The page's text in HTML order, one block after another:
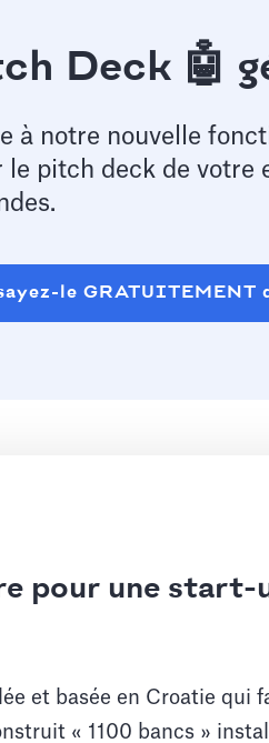
Deck 🤖
à notre nouvelle
le pitch deck de votre
le GRATUITEMENT
pour une start-
et basée en Croatie qui
« 1100 bancs »